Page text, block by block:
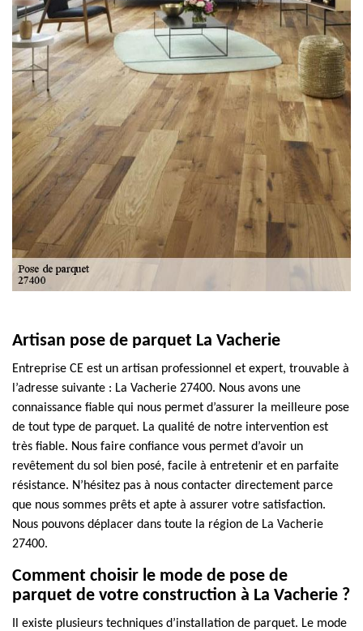
Artisan pose de parquet La Vacherie
Entreprise CE est un artisan professionnel et expert, trouvable à
l’adresse suivante : La Vacherie 27400. Nous avons une
connaissance fiable qui nous permet d’assurer la meilleure pose
de tout type de parquet. La qualité de notre intervention est
très fiable. Nous faire confiance vous permet d’avoir un
revêtement du sol bien posé, facile à entretenir et en parfaite
résistance. N’hésitez pas à nous contacter directement parce
que nous sommes prêts et apte à assurer votre satisfaction.
Nous pouvons déplacer dans toute la région de La Vacherie
27400.
Comment choisir le mode de pose de
parquet de votre construction à La Vacherie ?
Il existe plusieurs techniques d’installation de parquet. Le mode